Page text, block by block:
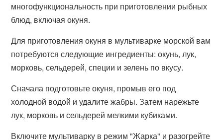
многофункциональность при приготовлении рыбных
блюд, включая окуня.
Для приготовления окуня в мультиварке морской вам
потребуются следующие ингредиенты: окунь, лук,
морковь, сельдерей, специи и зелень по вкусу.
Сначала подготовьте окуня, промыв его под
холодной водой и удалите жабры. Затем нарежьте
лук, морковь и сельдерей мелкими кубиками.
Включите мультиварку в режим "Жарка" и разогрейте